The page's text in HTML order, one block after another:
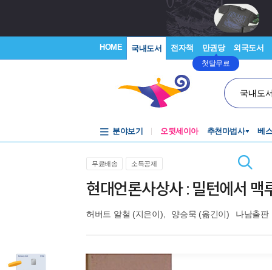
HOME 국내도서 전자책 만권당
첫달무료
외국도서
국내도
분야보기 오뒷세이아 추천마법사 베
무료배송 소득공제
현대언론사상사 : 밀턴에서 맥
허버트 알철 (지은이), 양승묵 (옮긴이) 나남출판